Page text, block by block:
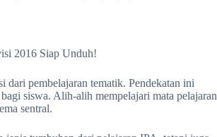
dari pembelajaran tematik. Pendekatan ini
siswa. Alih-alih mempelajari mata pelajaran
sentral.